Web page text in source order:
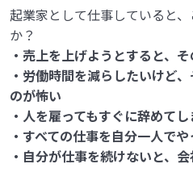
起業家として仕事していると
か？
・売上を上げようとすると、
・労働時間を減らしたいけど
のが怖い
・人を雇ってもすぐに辞めてし
・すべての仕事を自分一人で
・自分が仕事を続けないと、